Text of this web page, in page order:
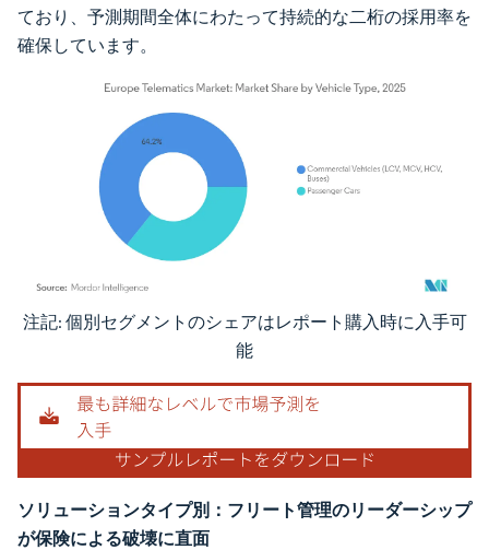
ており、予測期間全体にわたって持続的な二桁の採用率を
確保しています。
画像 © Mordor Intelligence。再利用にはCC BY 4.0の表示が必要です。
注記: 個別セグメントのシェアはレポート購入時に入手可
能
ソリューションタイプ別：フリート管理のリーダーシップ
が保険による破壊に直面